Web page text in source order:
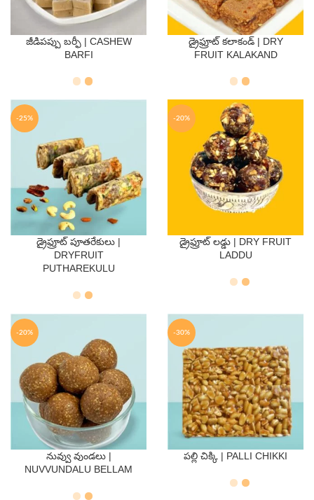
QTY
జీడిపప్పు బర్ఫీ | CASHEW
BARFI
QTY
డ్రైఫ్రూట్ కలాకండ్ | DRY
FRUIT KALAKAND
-25%
QTY
250 Gms 500 Gms
డ్రైఫ్రూట్ పూతరేకులు |
DRYFRUIT
PUTHAREKULU
-20%
QTY
డ్రైఫ్రూట్ లడ్డు | DRY FRUIT
LADDU
-20%
QTY
నువ్వు వుండలు |
NUVVUNDALU BELLAM
-30%
QTY
500 Gms
పల్లి చిక్కి | PALLI CHIKKI